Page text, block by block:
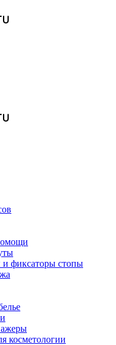
фиксаторы стопы
косметологии